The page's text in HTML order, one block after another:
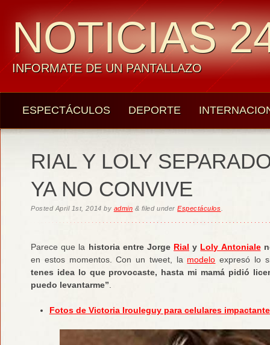
NOTICIAS
INFORMATE DE UN PANTALLAZO
ESPECTÁCULOS DEPORTE
RIAL Y LOLY
YA NO CONVIVE
Posted April 1st, 2014 by admin & filed underEspectáculos
Parece que la historia entre Jorge Rial y Loly Antoniale
en estos momentos. Con un tweet, la modelo expresó lo
tenes idea lo que provocaste, hasta mi mamá pidió
puedo levantarme”
Fotos de Victoria Irouleguy para celulares